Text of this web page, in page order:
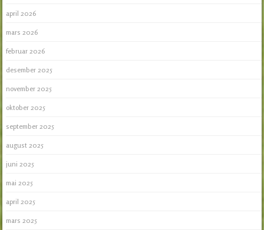
april 2026
mars 2026
februar 2026
desember 2025
november 2025
oktober 2025
september 2025
august 2025
juni 2025
mai 2025
april 2025
mars 2025